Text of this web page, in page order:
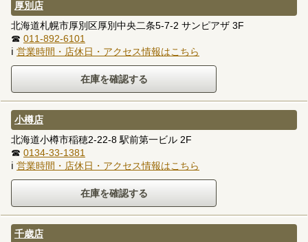
厚別店
北海道札幌市厚別区厚別中央二条5-7-2 サンピアザ 3F
☎ 011-892-6101
ℹ 営業時間・店休日・アクセス情報はこちら
小樽店
北海道小樽市稲穂2-22-8 駅前第一ビル 2F
☎ 0134-33-1381
ℹ 営業時間・店休日・アクセス情報はこちら
千歳店